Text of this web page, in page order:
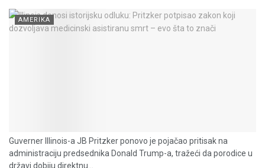
AMERIKA
Guverner Illinois-a JB Pritzker ponovo je pojačao pritisak na
administraciju predsednika Donald Trump-a, tražeći da porodice u
državi dobiju direktnu...